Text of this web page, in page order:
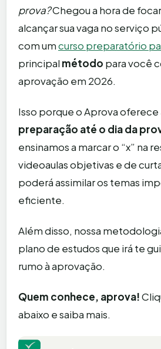
prova?Chegou a hora de
alcançar sua vaga no serviço
com umcurso preparatório
principal método para você
aprovação em 2026.
Isso porque o Aprova oferece
preparação até o dia da
ensinamos a marcar o “x” na
videoaulas objetivas e de
poderá assimilar os temas
eficiente.
Além disso, nossa
plano de estudos que irá te
rumo à aprovação.
Quem conhece, aprova!
abaixo e saiba mais.